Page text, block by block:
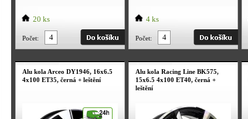
20 ks
Počet:
4 ks
Počet:
Alu kola Arceo DY1946, 16x6.5
4x100 ET35, černá + leštění
Alu kola Racing Line BK575,
15x6.5 4x100 ET40, černá +
leštění